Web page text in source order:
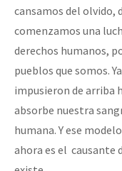
cansamos del olvido,
comenzamos una
derechos humanos,
pueblos que somos.
impusieron de arriba
absorbe nuestra
humana. Y ese
ahora es el causante